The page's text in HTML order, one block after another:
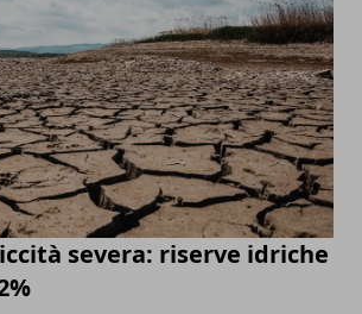
severa: riserve idriche